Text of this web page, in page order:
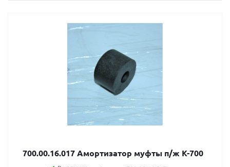
700.00.16.017 Амортизатор муфты п/ж К-700